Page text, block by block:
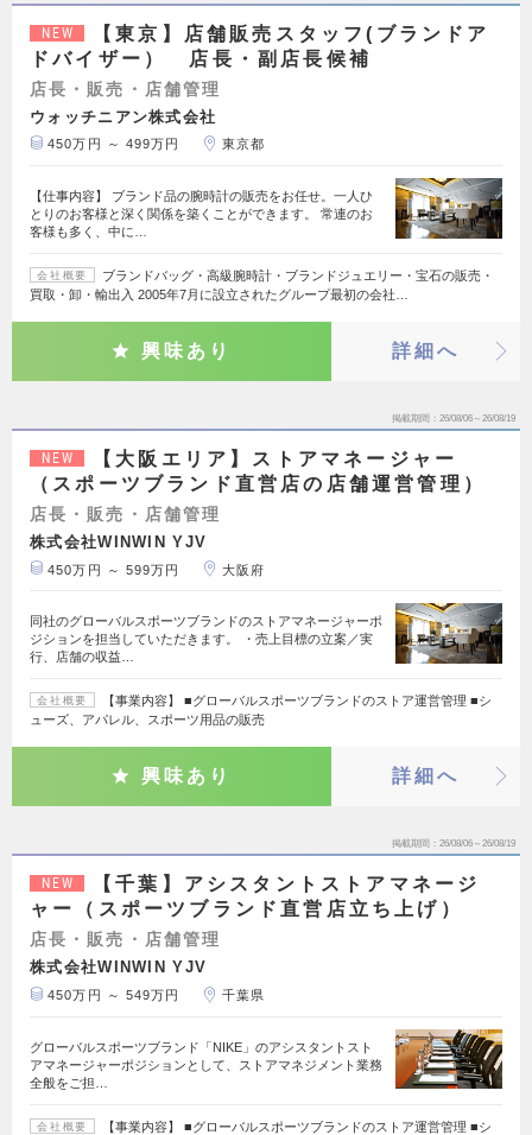
NEW
【東京】店舗販売スタッフ(ブランドア
ドバイザー） 店長・副店長候補
店長・販売・店舗管理
ウォッチニアン株式会社
450万円 ～ 499万円 東京都
【仕事内容】 ブランド品の腕時計の販売をお任せ。一人ひ
とりのお客様と深く関係を築くことができます。 常連のお
客様も多く、中に…
会社概要
ブランドバッグ・高級腕時計・ブランドジュエリー・宝石の販売・
買取・卸・輸出入 2005年7月に設立されたグループ最初の会社…
興味あり 詳細へ
掲載期間 26/08/06～26/08/19
NEW
【大阪エリア】ストアマネージャー
（スポーツブランド直営店の店舗運営管理）
店長・販売・店舗管理
株式会社WINWIN YJV
450万円 ～ 599万円 大阪府
同社のグローバルスポーツブランドのストアマネージャーポ
ジションを担当していただきます。 ・売上目標の立案／実
行、店舗の収益…
会社概要
【事業内容】 ■グローバルスポーツブランドのストア運営管理 ■シ
ューズ、アパレル、スポーツ用品の販売
興味あり 詳細へ
掲載期間 26/08/06～26/08/19
NEW
【千葉】アシスタントストアマネージ
ャー（スポーツブランド直営店立ち上げ）
店長・販売・店舗管理
株式会社WINWIN YJV
450万円 ～ 549万円 千葉県
グローバルスポーツブランド「NIKE」のアシスタントスト
アマネージャーポジションとして、ストアマネジメント業務
全般をご担…
会社概要
【事業内容】 ■グローバルスポーツブランドのストア運営管理 ■シ